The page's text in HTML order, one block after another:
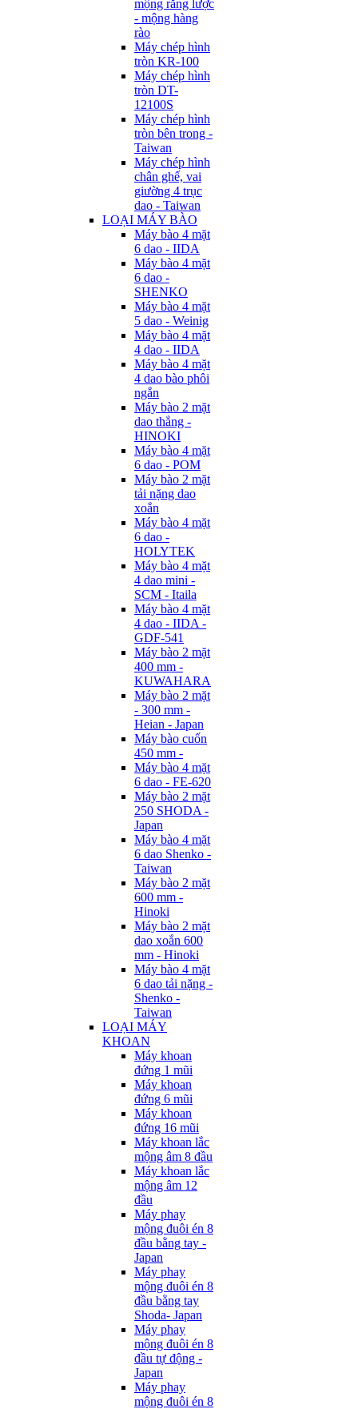
mộng răng lược
- mộng hàng
rào
Máy chép hình
tròn KR-100
Máy chép hình
tròn DT-
12100S
Máy chép hình
tròn bên trong -
Taiwan
Máy chép hình
chân ghế, vai
giường 4 trục
dao - Taiwan
LOẠI MÁY BÀO
Máy bào 4 mặt
6 dao - IIDA
Máy bào 4 mặt
6 dao -
SHENKO
Máy bào 4 mặt
5 dao - Weinig
Máy bào 4 mặt
4 dao - IIDA
Máy bào 4 mặt
4 dao bào phôi
ngắn
Máy bào 2 mặt
dao thẳng -
HINOKI
Máy bào 4 mặt
6 dao - POM
Máy bào 2 mặt
tải nặng dao
xoắn
Máy bào 4 mặt
6 dao -
HOLYTEK
Máy bào 4 mặt
4 dao mini -
SCM - Itaila
Máy bào 4 mặt
4 dao - IIDA -
GDF-541
Máy bào 2 mặt
400 mm -
KUWAHARA
Máy bào 2 mặt
- 300 mm -
Heian - Japan
Máy bào cuốn
450 mm -
Máy bào 4 mặt
6 dao - FE-620
Máy bào 2 mặt
250 SHODA -
Japan
Máy bào 4 mặt
6 dao Shenko -
Taiwan
Máy bào 2 mặt
600 mm -
Hinoki
Máy bào 2 mặt
dao xoắn 600
mm - Hinoki
Máy bào 4 mặt
6 dao tải nặng -
Shenko -
Taiwan
LOẠI MÁY
KHOAN
Máy khoan
đứng 1 mũi
Máy khoan
đứng 6 mũi
Máy khoan
đứng 16 mũi
Máy khoan lắc
mộng âm 8 đầu
Máy khoan lắc
mộng âm 12
đầu
Máy phay
mộng đuôi én 8
đầu bằng tay -
Japan
Máy phay
mộng đuôi én 8
đầu bằng tay
Shoda- Japan
Máy phay
mộng đuôi én 8
đầu tự động -
Japan
Máy phay
mộng đuôi én 8